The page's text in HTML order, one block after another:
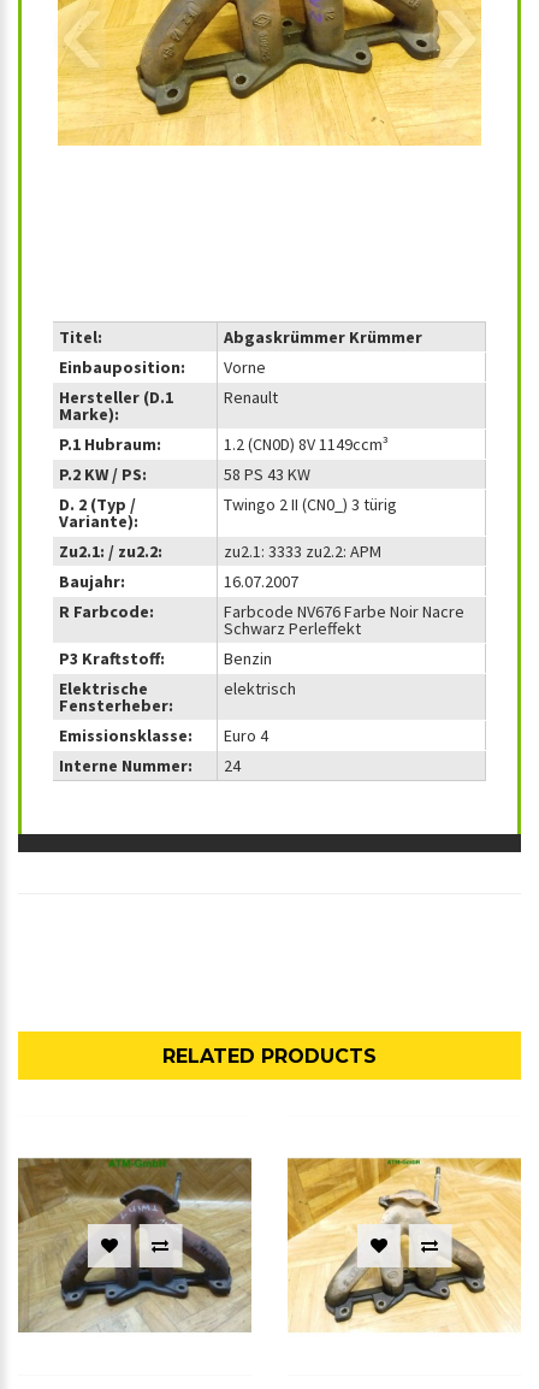
Titel:
Abgaskrümmer Krümmer
Einbauposition:
Vorne
Hersteller (D.1
Marke):
Renault
P.1 Hubraum:
1.2 (CN0D) 8V 1149ccm³
P.2 KW / PS:
58 PS 43 KW
D. 2 (Typ /
Variante):
Twingo 2 II (CN0_) 3 türig
Zu2.1: / zu2.2:
zu2.1: 3333 zu2.2: APM
Baujahr:
16.07.2007
R Farbcode:
Farbcode NV676 Farbe Noir Nacre
Schwarz Perleffekt
P3 Kraftstoff:
Benzin
Elektrische
Fensterheber:
elektrisch
Emissionsklasse:
Euro 4
Interne Nummer:
24
RELATED PRODUCTS